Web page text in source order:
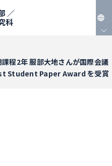
／
科
EN
程2年 服部大地さんが国際会議
Student Paper Award を受賞